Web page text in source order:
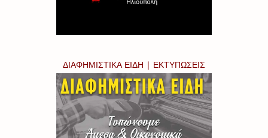
ΔΙΑΦΗΜΙΣΤΙΚΑ ΕΙΔΗ | ΕΚΤΥΠΩΣΕΙΣ